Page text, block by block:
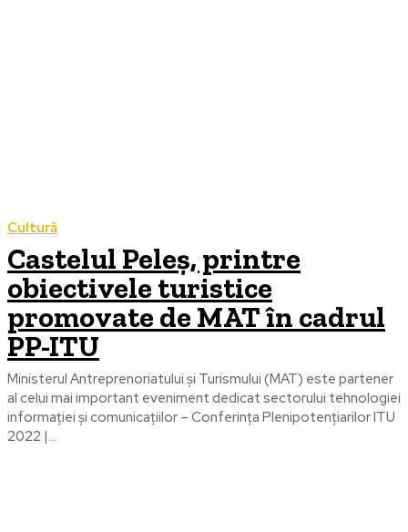
Cultură
Castelul Peleș, printre
obiectivele turistice
promovate de MAT în cadrul
PP-ITU
Ministerul Antreprenoriatului și Turismului (MAT) este partener
al celui mai important eveniment dedicat sectorului tehnologiei
informației și comunicațiilor – Conferința Plenipotenţiarilor ITU
2022 |...